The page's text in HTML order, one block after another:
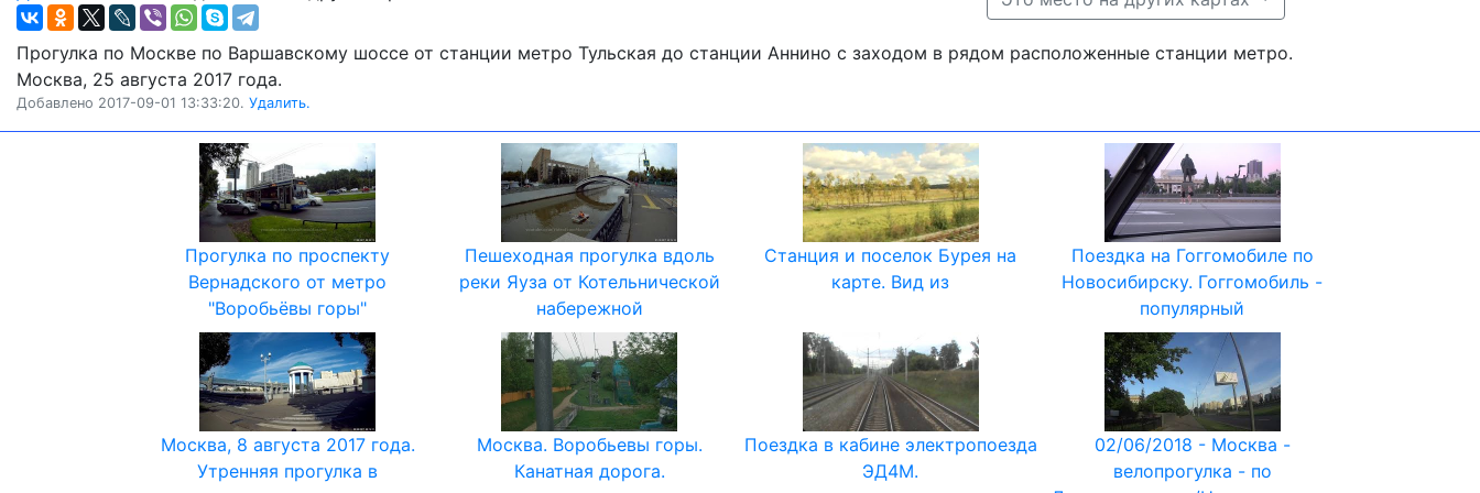
Прогулка по Москве по Варшавскому шоссе от станции метро Тульская до станции Аннино с заходом в рядом расположенные станции метро.
Москва, 25 августа 2017 года.
Добавлено 2017-09-01 13:33:20. Удалить.
Прогулка по проспекту
Вернадского от метро
"Воробьёвы горы"
Пешеходная прогулка вдоль
реки Яуза от Котельнической
набережной
Станция и поселок Бурея на
карте. Вид из
Поездка на Гоггомобиле по
Новосибирску. Гоггомобиль -
популярный
Москва, 8 августа 2017 года.
Утренняя прогулка в
Москва. Воробьевы горы.
Канатная дорога.
Поездка в кабине электропоезда
ЭД4М.
02/06/2018 - Москва -
велопрогулка - по